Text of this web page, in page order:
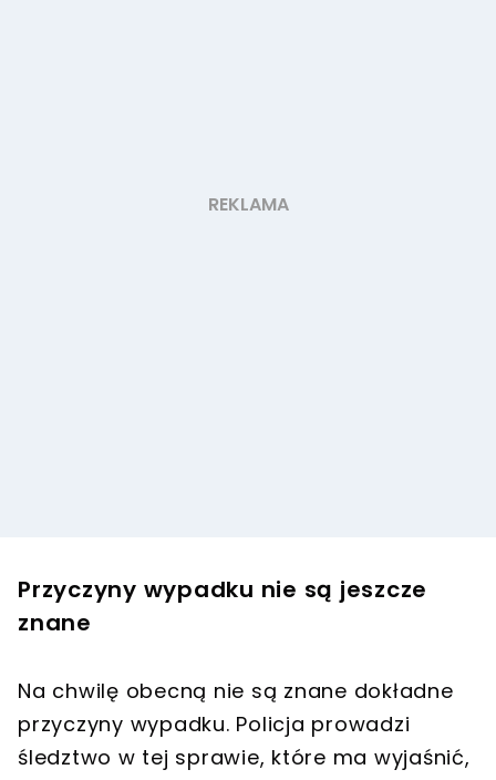
Przyczyny wypadku nie są jeszcze
znane
Na chwilę obecną nie są znane dokładne
przyczyny wypadku. Policja prowadzi
śledztwo w tej sprawie, które ma wyjaśnić,